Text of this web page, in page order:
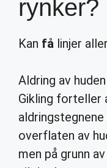
rynker?
Kan få linjer
Aldring av
Gikling forteller
overflaten av
men på grunn